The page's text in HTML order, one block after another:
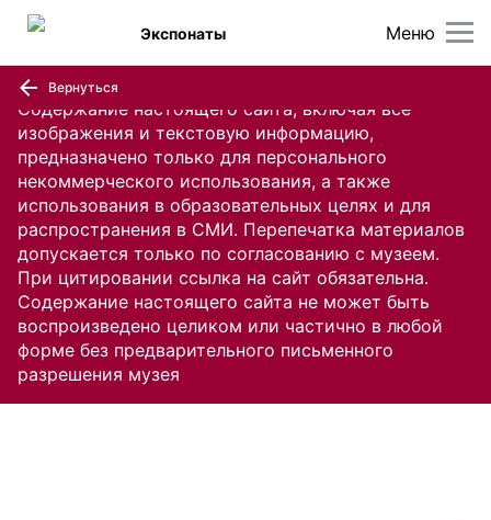
Содержание настоящего сайта, включая все
изображения и текстовую информацию,
предназначено только для персонального
некоммерческого использования, а также
использования в образовательных целях и для
распространения в СМИ. Перепечатка материалов
допускается только по согласованию с музеем.
При цитировании ссылка на сайт обязательна.
Содержание настоящего сайта не может быть
воспроизведено целиком или частично в любой
форме без предварительного письменного
разрешения музея
Меню
Экспонаты
Вернуться